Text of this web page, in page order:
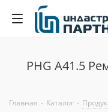
PHG A41.5
Главная - Каталог -